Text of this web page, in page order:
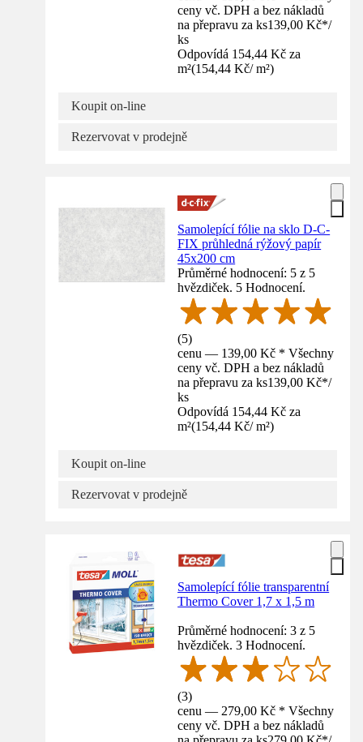
ceny vč. DPH a bez nákladů
na přepravu za ks139,00 Kč*/
ks
Odpovídá 154,44 Kč za
m²(154,44 Kč/ m²)
Koupit on-line
Rezervovat v prodejně
Samolepící fólie na sklo D-C-
FIX průhledná rýžový papír
45x200 cm
Průměrné hodnocení: 5 z 5
hvězdiček. 5 Hodnocení.
(5)
cenu — 139,00 Kč * Všechny
ceny vč. DPH a bez nákladů
na přepravu za ks139,00 Kč*/
ks
Odpovídá 154,44 Kč za
m²(154,44 Kč/ m²)
Koupit on-line
Rezervovat v prodejně
Samolepící fólie transparentní
Thermo Cover 1,7 x 1,5 m
Průměrné hodnocení: 3 z 5
hvězdiček. 3 Hodnocení.
(3)
cenu — 279,00 Kč * Všechny
ceny vč. DPH a bez nákladů